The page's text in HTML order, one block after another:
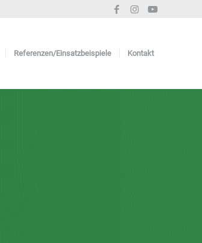
Referenzen/Einsatzbeispiele Kontakt